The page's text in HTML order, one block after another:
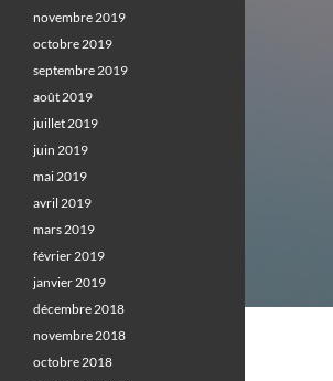
novembre 2019
octobre 2019
septembre 2019
août 2019
juillet 2019
juin 2019
mai 2019
avril 2019
mars 2019
février 2019
janvier 2019
décembre 2018
novembre 2018
octobre 2018